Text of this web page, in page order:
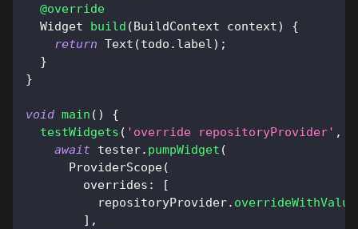
@override
Widget
build (BuildContext context)
{
return Text (todo . label) ;
}
}
void main ( )
{
testWidgets ( 'override repositoryProvider' ,
await tester. pumpWidget (
ProviderScope(
        overrides
:
[
          repositoryProvider
. overrideWithValue
] ,